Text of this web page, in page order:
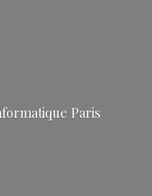
Paris